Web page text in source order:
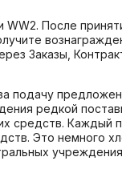
После
Заказы,
подачу
редкой
средств.
Это немного